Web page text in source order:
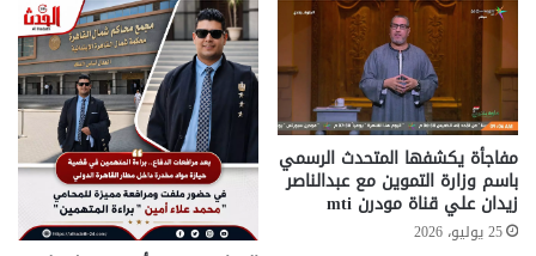
مفاجأة يكشفها المتحدث الرسمي
باسم وزارة التموين مع عبدالناصر
زيدان علي قناة مودرن mti
25 يوليو، 2026